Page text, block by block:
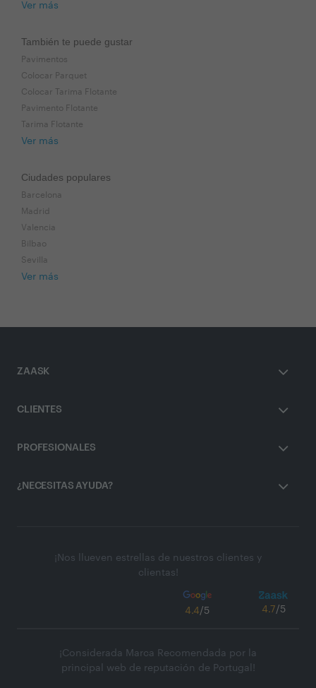
Ver más
También te puede gustar
Pavimentos
Colocar Parquet
Colocar Tarima Flotante
Pavimento Flotante
Tarima Flotante
Ver más
Ciudades populares
Barcelona
Madrid
Valencia
Bilbao
Sevilla
Ver más
ZAASK
CLIENTES
PROFESIONALES
¿NECESITAS AYUDA?
¡Nos llueven estrellas de nuestros clientes y
clientas!
4.4/5 4.7/5
¡Considerada Marca Recomendada por la
principal web de reputación de Portugal!